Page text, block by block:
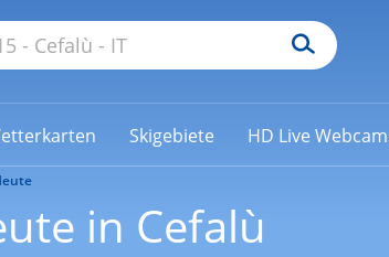
Skigebiete HD Live
in Cefalù